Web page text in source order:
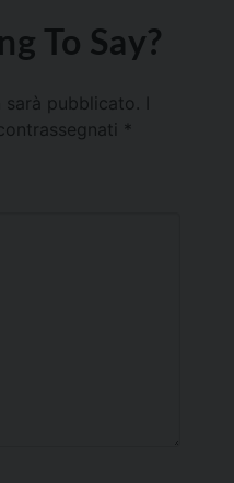
To Say?
sarà pubblicato.
*